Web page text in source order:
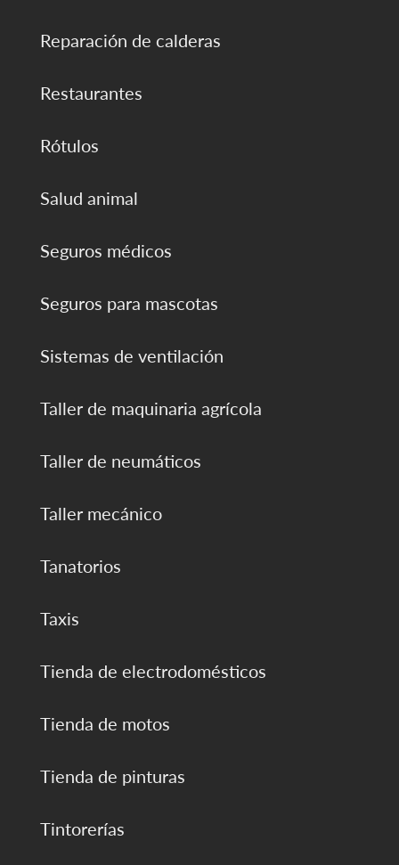
Reparación de calderas
Restaurantes
Rótulos
Salud animal
Seguros médicos
Seguros para mascotas
Sistemas de ventilación
Taller de maquinaria agrícola
Taller de neumáticos
Taller mecánico
Tanatorios
Taxis
Tienda de electrodomésticos
Tienda de motos
Tienda de pinturas
Tintorerías